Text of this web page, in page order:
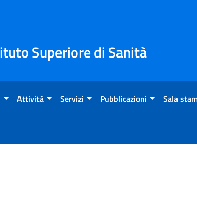
Superiore di Sanità
Attività Servizi Pubblicazioni Sala
- Eventi